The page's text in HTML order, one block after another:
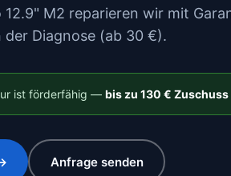
12.9" M2 reparieren wir mit
der Diagnose (ab 30 €).
ist förderfähig — bis zu 130 € Zuschuss
Anfrage senden